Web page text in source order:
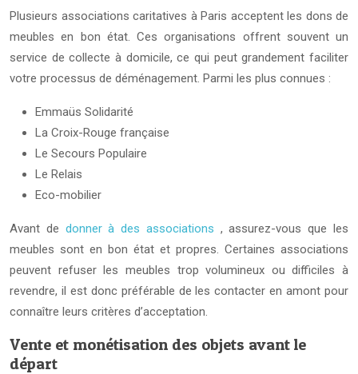
Plusieurs associations caritatives à Paris acceptent les dons de
meubles en bon état. Ces organisations offrent souvent un
service de collecte à domicile, ce qui peut grandement faciliter
votre processus de déménagement. Parmi les plus connues :
Emmaüs Solidarité
La Croix-Rouge française
Le Secours Populaire
Le Relais
Eco-mobilier
Avant de donner à des associations , assurez-vous que les
meubles sont en bon état et propres. Certaines associations
peuvent refuser les meubles trop volumineux ou difficiles à
revendre, il est donc préférable de les contacter en amont pour
connaître leurs critères d’acceptation.
Vente et monétisation des objets avant le
départ